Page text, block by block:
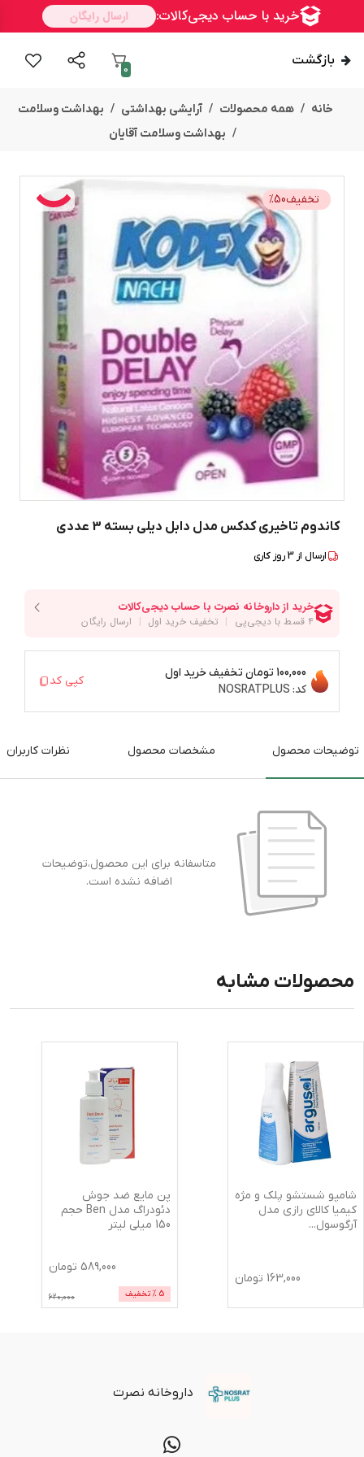
بازگشت
0
خانه همه محصولات آرایشی بهداشتی
بهداشت وسلامت
بهداشت وسلامت آقایان
تخفیف %50
کاندوم تاخیری کدکس مدل دابل دیلی بسته 3 عددی
ارسال از 3روز کاری
100,000 تومان
تخفیف خرید اول
کد: NOSRATPLUS
کپی کد
توضیحات محصول مشخصات محصول نظرات کاربران
متاسفانه برای این محصول،توضیحات
اضافه نشده است.
محصولات مشابه
شامپو شستشو پلک و مژه
کیمیا کالای رازی مدل
آرگوسول...
163,000 تومان
پن مایع ضد جوش
دئودراگ مدل Ben حجم
150 میلی لیتر
589,000 تومان
5 % تخفیف 620,000
داروخانه نصرت